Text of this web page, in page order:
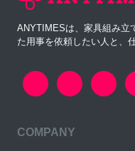
ANYTIMESは、家具組み立
た用事を依頼したい人と、
COMPANY